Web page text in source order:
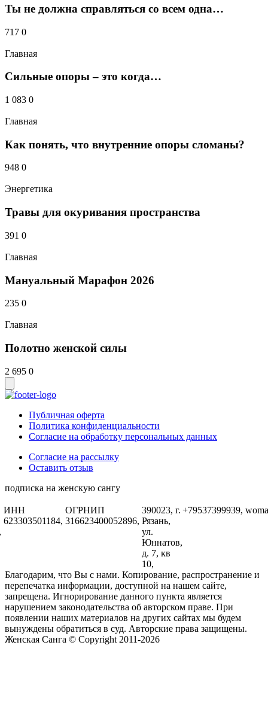
Получать новые комментарии по электронной почте.
Вы можете
Ты не должна справляться со всем одна…
717 0
Главная
Сильные опоры – это когда…
1 083 0
Главная
Как понять, что внутренние опоры сломаны?
948 0
Энергетика
Травы для окуривания пространства
391 0
Главная
Мануальный Марафон 2026
235 0
Главная
Полотно женской силы
2 695 0
Публичная оферта
Политика конфиденциальности
Согласие на обработку персональных данных
Согласие на рассылку
Оставить отзыв
подписка на женскую сангу
ИНН
623303501184,
ОГРНИП
316623400052896,
390023, г.
Рязань,
ул.
Юннатов,
д. 7, кв
10,
+79537399939,
Благодарим, что Вы с нами. Копирование, распространение и
перепечатка информации, доступной на нашем сайте,
запрещена. Игнорирование данного пункта является
нарушением законодательства об авторском праве. При
появлении наших материалов на других сайтах мы будем
вынуждены обратиться в суд. Авторские права защищены.
Женская Санга © Copyright 2011-2026